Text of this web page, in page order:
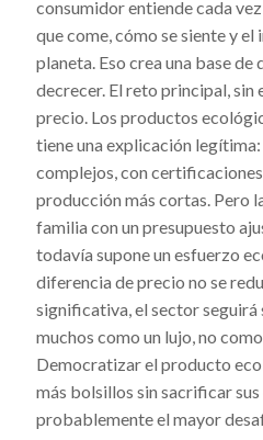
consumidor entiende cada
que come, cómo se siente y el
planeta. Eso crea una base de
decrecer. El reto principal, sin
precio. Los productos
tiene una explicación
complejos, con
producción más cortas. Pero
familia con un presupuesto
todavía supone un esfuerzo
diferencia de precio no se
significativa, el sector
muchos como un lujo, no
Democratizar el producto
más bolsillos sin sacrificar
probablemente el mayor